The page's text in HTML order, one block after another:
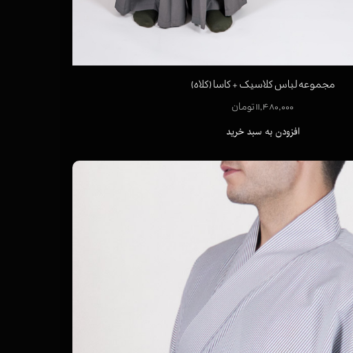
مجموعه لباس کلاسیک + کاسا (کلاه)
۱۱,۴۸۰,۰۰۰ تومان
افزودن به سبد خرید